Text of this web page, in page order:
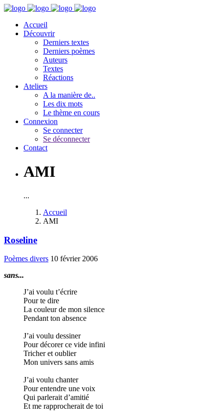
Accueil
Découvrir
Derniers textes
Derniers poèmes
Auteurs
Textes
Réactions
Ateliers
A la manière de..
Les dix mots
Le thème en cours
Connexion
Se connecter
Se déconnecter
Contact
AMI
...
Accueil
AMI
Roseline
Poèmes divers 10 février 2006
sans...
J’ai voulu t’écrire
Pour te dire
La couleur de mon silence
Pendant ton absence
J’ai voulu dessiner
Pour décorer ce vide infini
Tricher et oublier
Mon univers sans amis
J’ai voulu chanter
Pour entendre une voix
Qui parlerait d’amitié
Et me rapprocherait de toi